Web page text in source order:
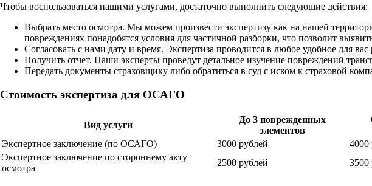
Чтобы воспользоваться нашими услугами, достаточно выполнить следующие действия:
Выбрать место осмотра. Мы можем произвести экспертизу как на нашей
повреждениях понадобятся условия для частичной разборки, что позволит
Согласовать с нами дату и время. Экспертиза проводится в любое удобное для
Получить отчет. Наши эксперты проведут детальное изучение повреждений
Передать документы страховщику либо обратиться в суд с иском к страховой
Стоимость экспертиза для ОСАГО
Вид услуги
До 3 поврежденных
элементов
Экспертное заключение (по ОСАГО)
3000 рублей 4000
Экспертное заключение по стороннему акту
осмотра
2500 рублей 3500